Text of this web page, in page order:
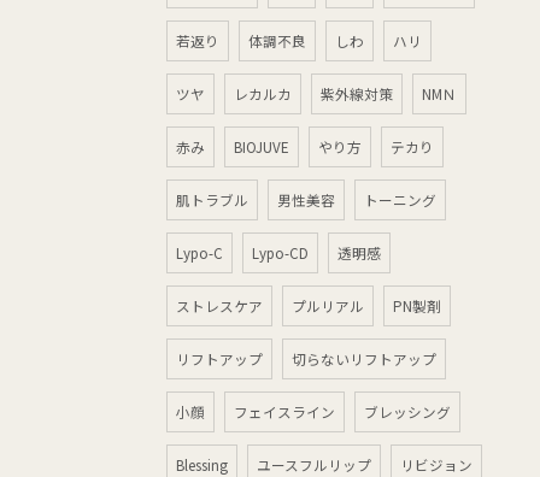
若返り 体調不良 しわ ハリ
ツヤ レカルカ 紫外線対策 NMＮ
赤み BIOJUVE やり方 テカり
肌トラブル 男性美容 トーニング
Lypo-C Lypo-CD 透明感
ストレスケア プルリアル PN製剤
リフトアップ 切らないリフトアップ
小顔 フェイスライン ブレッシング
Blessing ユースフルリップ リビジョン